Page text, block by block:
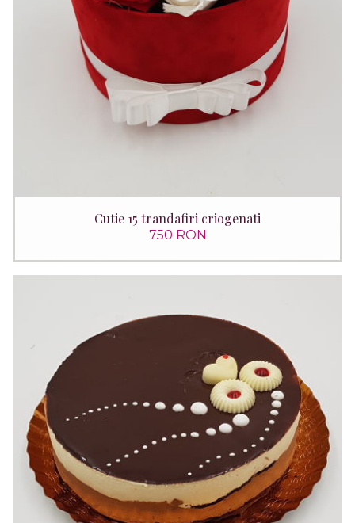
Cutie 15 trandafiri criogenati
750 RON